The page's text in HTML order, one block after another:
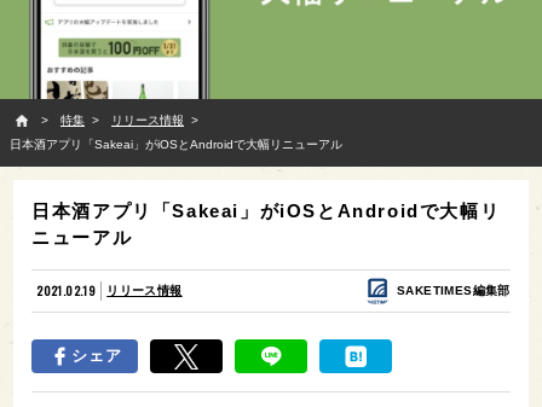
特集
リリース情報
日本酒アプリ「Sakeai」がiOSとAndroidで大幅リニューアル
日本酒アプリ「Sakeai」がiOSとAndroidで大幅リ
ニューアル
2021.02.19 リリース情報 SAKETIMES編集部
シェア